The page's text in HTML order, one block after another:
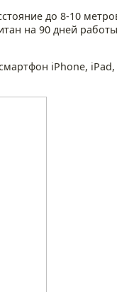
до 8-10
на 90 дней
iPhone,